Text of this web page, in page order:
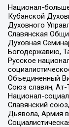
Национал-
Кубанской
Духовного
Славянская
Духовная
Богодержавию,
Русское
Объединенный
Союз славян,
Национал-
Славянский
Дьявола, Армия